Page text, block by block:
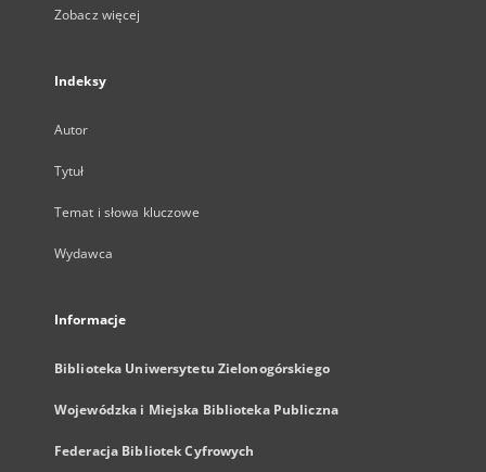
Zobacz więcej
Indeksy
Autor
Tytuł
Temat i słowa kluczowe
Wydawca
Informacje
Biblioteka Uniwersytetu Zielonogórskiego
Wojewódzka i Miejska Biblioteka Publiczna
Federacja Bibliotek Cyfrowych